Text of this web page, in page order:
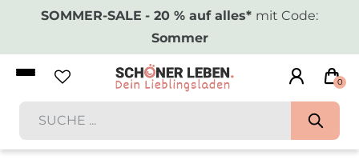
SOMMER-SALE - 20 % auf alles* mit Code:
Sommer
0